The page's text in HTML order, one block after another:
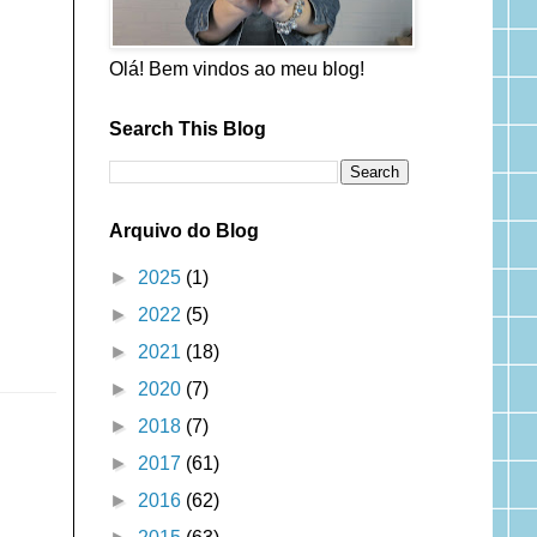
Olá! Bem vindos ao meu blog!
Search This Blog
Arquivo do Blog
► 2025 (1)
► 2022 (5)
► 2021 (18)
► 2020 (7)
► 2018 (7)
► 2017 (61)
► 2016 (62)